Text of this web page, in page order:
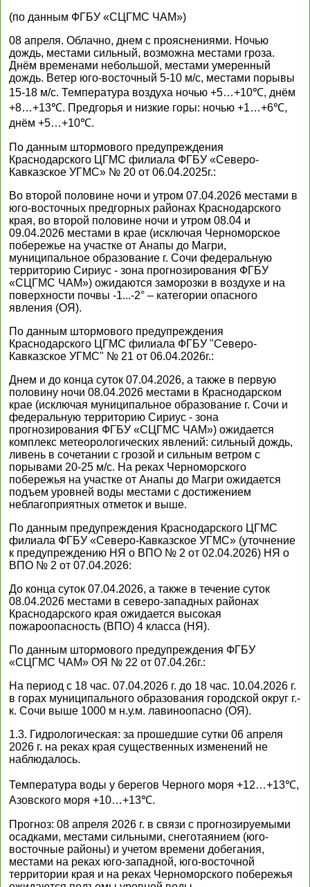
(по данным ФГБУ «СЦГМС ЧАМ»)
08 апреля. Облачно, днем с прояснениями. Ночью
дождь, местами сильный, возможна местами гроза.
Днём временами небольшой, местами умеренный
дождь. Ветер юго-восточный 5-10 м/с, местами порывы
15-18 м/с. Температура воздуха ночью +5…+10℃, днём
+8…+13℃. Предгорья и низкие горы: ночью +1…+6℃,
днём +5…+10℃.
По данным штормового предупреждения
Краснодарского ЦГМС филиала ФГБУ «Северо-
Кавказское УГМС» № 20 от 06.04.2025г.:
Во второй половине ночи и утром 07.04.2026 местами в
юго-восточных предгорных районах Краснодарского
края, во второй половине ночи и утром 08.04 и
09.04.2026 местами в крае (исключая Черноморское
побережье на участке от Анапы до Магри,
муниципальное образование г. Сочи федеральную
территорию Сириус - зона прогнозирования ФГБУ
«СЦГМС ЧАМ») ожидаются заморозки в воздухе и на
поверхности почвы -1...-2° – категории опасного
явления (ОЯ).
По данным штормового предупреждения
Краснодарского ЦГМС филиала ФГБУ "Северо-
Кавказское УГМС" № 21 от 06.04.2026г.:
Днем и до конца суток 07.04.2026, а также в первую
половину ночи 08.04.2026 местами в Краснодарском
крае (исключая муниципальное образование г. Сочи и
федеральную территорию Сириус - зона
прогнозирования ФГБУ «СЦГМС ЧАМ») ожидается
комплекс метеорологических явлений: сильный дождь,
ливень в сочетании с грозой и сильным ветром с
порывами 20-25 м/с. На реках Черноморского
побережья на участке от Анапы до Магри ожидается
подъем уровней воды местами с достижением
неблагоприятных отметок и выше.
По данным предупреждения Краснодарского ЦГМС
филиала ФГБУ «Северо-Кавказское УГМС» (уточнение
к предупреждению НЯ о ВПО № 2 от 02.04.2026) НЯ о
ВПО № 2 от 07.04.2026:
До конца суток 07.04.2026, а также в течение суток
08.04.2026 местами в северо-западных районах
Краснодарского края ожидается высокая
пожароопасность (ВПО) 4 класса (НЯ).
По данным штормового предупреждения ФГБУ
«СЦГМС ЧАМ» ОЯ № 22 от 07.04.26г.:
На период с 18 час. 07.04.2026 г. до 18 час. 10.04.2026 г.
в горах муниципального образования городской округ г.-
к. Сочи выше 1000 м н.у.м. лавиноопасно (ОЯ).
1.3. Гидрологическая: за прошедшие сутки 06 апреля
2026 г. на реках края существенных изменений не
наблюдалось.
Температура воды у берегов Черного моря +12…+13℃,
Азовского моря +10…+13℃.
Прогноз: 08 апреля 2026 г. в связи с прогнозируемыми
осадками, местами сильными, снеготаянием (юго-
восточные районы) и учетом времени добегания,
местами на реках юго-западной, юго-восточной
территории края и на реках Черноморского побережья